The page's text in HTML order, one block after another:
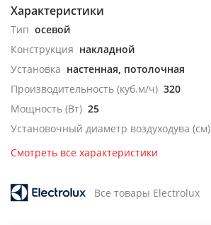
Характеристики
Тип осевой
Конструкция накладной
Установка настенная, потолочная
Производительность (куб.м/ч) 320
Мощность (Вт) 25
Установочный диаметр воздуходува (см)
Смотреть все характеристики
Все товары Electrolux